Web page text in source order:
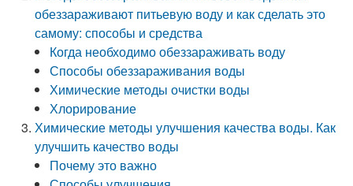
обеззараживают питьевую воду и как сделать это
самому: способы и средства
Когда необходимо обеззараживать воду
Способы обеззараживания воды
Химические методы очистки воды
Хлорирование
Химические методы улучшения качества воды. Как
улучшить качество воды
Почему это важно